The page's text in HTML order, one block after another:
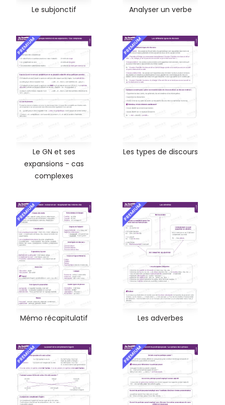
Le subjonctif Analyser un verbe
PREMIUM
Le GN et ses
expansions - cas
complexes
PREMIUM
Les types de discours
PREMIUM
Mémo récapitulatif
PREMIUM
Les adverbes
PREMIUM PREMIUM